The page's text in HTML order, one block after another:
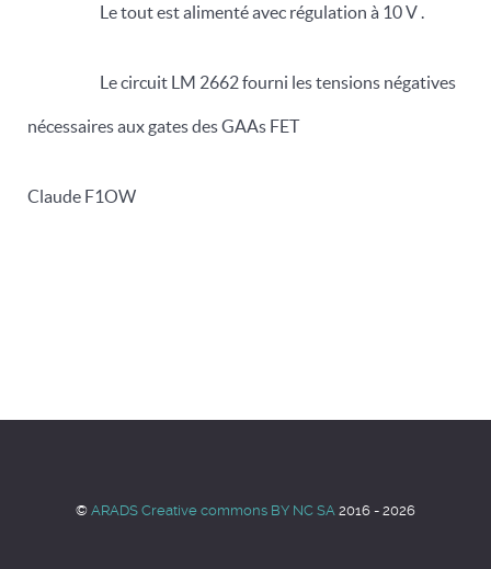
Le tout est alimenté avec régulation à 10 V .
Le circuit LM 2662 fourni les tensions négatives
nécessaires aux gates des GAAs FET
Claude F1OW
© ARADS Creative commons BY NC SA 2016 - 2026